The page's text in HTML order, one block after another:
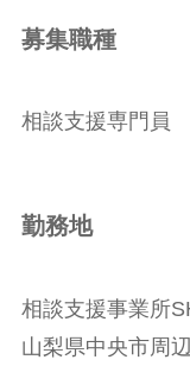
募集職種
相談支援専門員
勤務地
相談支援事業所
山梨県中央市周辺